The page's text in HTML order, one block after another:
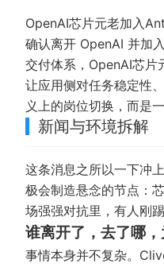
OpenAI芯片元老加入
确认离开 OpenAI 并加
交付体系，OpenAI芯片
让应用侧对任务稳定性
义上的岗位切换，而是
新闻与环境拆解
这条消息之所以一下冲
极会制造悬念的节点：
场强强对抗里，有人刚
谁离开了，去了哪
事情本身并不复杂。